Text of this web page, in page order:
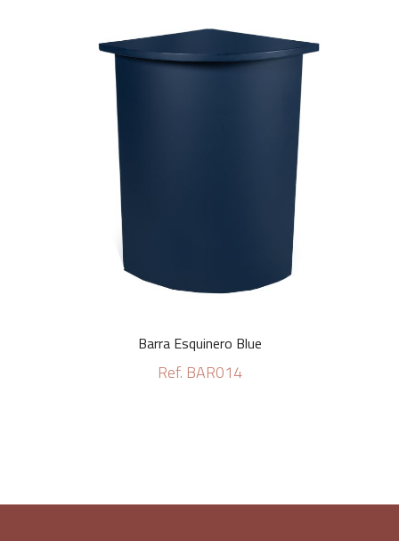
Barra Esquinero Blue
Ref. BAR014